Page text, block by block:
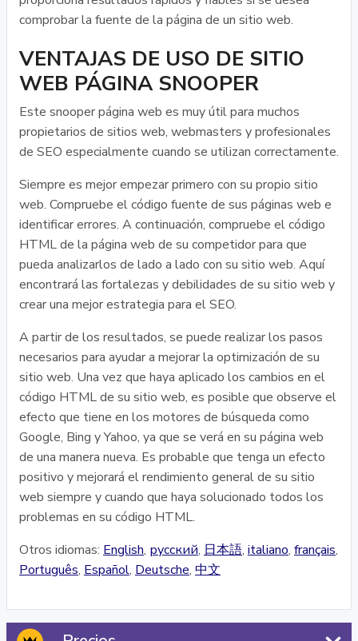
comprobar la fuente de la página de un sitio web.
VENTAJAS DE USO DE SITIO
WEB PÁGINA SNOOPER
Este snooper página web es muy útil para muchos
propietarios de sitios web, webmasters y profesionales
de SEO especialmente cuando se utilizan correctamente.
Siempre es mejor empezar primero con su propio sitio
web. Compruebe el código fuente de sus páginas web e
identificar errores. A continuación, compruebe el código
HTML de la página web de su competidor para que
pueda analizarlos de lado a lado con su sitio web. Aquí
encontrará las fortalezas y debilidades de su sitio web y
crear una mejor estrategia para el SEO.
A partir de los resultados, se puede realizar los pasos
necesarios para ayudar a mejorar la optimización de su
sitio web. Una vez que haya aplicado los cambios en el
código HTML de su sitio web, es posible que observe el
efecto que tiene en los motores de búsqueda como
Google, Bing y Yahoo, ya que se verá en su página web
de una manera nueva. Es probable que tenga un efecto
positivo y mejorará el rendimiento general de su sitio
web siempre y cuando que haya solucionado todos los
problemas en su código HTML.
Otros idiomas: English, русский, 日本語, italiano, français,
Português, Español, Deutsche, 中文